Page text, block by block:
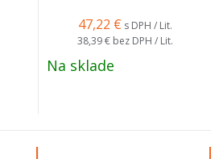
47,22 € s DPH / Lit.
38,39 € bez DPH / Lit.
Na sklade